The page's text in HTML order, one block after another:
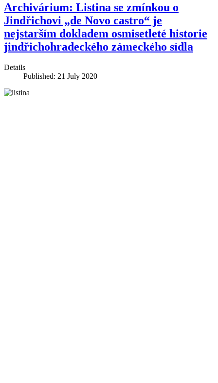
Archivárium: Listina se zmínkou o
Jindřichovi „de Novo castro“ je
nejstarším dokladem osmisetleté historie
jindřichohradeckého zámeckého sídla
Details
Published: 21 July 2020